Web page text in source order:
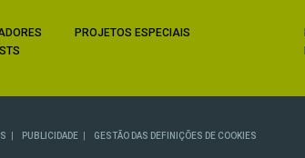
PROJETOS ESPECIAIS
PUBLICIDADE GESTÃO DAS DEFINIÇÕES DE COOKIES